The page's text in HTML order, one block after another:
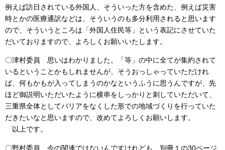
例えば訪日されている外国人、そういった方を含めた、例えば災害
時とかの医療通訳などは、そういうのも多分利用されると思います
ので、そういうところは「外国人住民等」という表記にさせていた
だいておりますので、よろしくお願いいたします。
〇津村委員 思いはわかりました。「等」の中に全てが集約されて
いるということかもしれませんが、そうおっしゃっていただけれ
ば、何もかもが入ってしまうのかなというふうに思うんですが、先
ほど御説明いただいたように横串をしっかりと刺していただいて、
三重県全体としてバリアをなくした形での地域づくりを行っていた
だきたいなと思いますので、改めてよろしくお願いします。
以上です。
〇野村委員 今の関連ではないんですけれども、別冊１の30ページ